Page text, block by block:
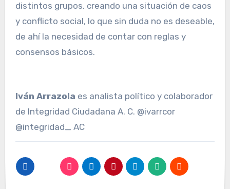
distintos grupos, creando una situación de caos
y conflicto social, lo que sin duda no es deseable,
de ahí la necesidad de contar con reglas y
consensos básicos.
Iván Arrazola es analista político y colaborador
de Integridad Ciudadana A. C. @ivarrcor
@integridad_ AC